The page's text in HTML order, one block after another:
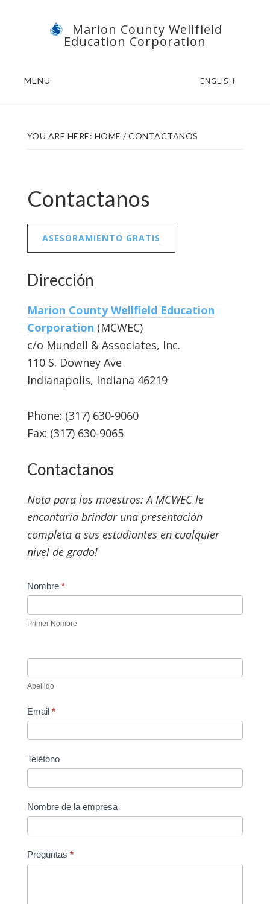
Marion County Wellfield
Education Corporation
MENU ENGLISH
YOU ARE HERE: HOME /CONTACTANOS
Contactanos
ASESORAMIENTO GRATIS
Dirección
Marion County Wellfield Education
Corporation (MCWEC)
c/o Mundell & Associates, Inc.
110 S. Downey Ave
Indianapolis, Indiana 46219
Phone: (317) 630-9060
Fax: (317) 630-9065
Contactanos
Nota para los maestros: A MCWEC le
encantaría brindar una presentación
completa a sus estudiantes en cualquier
nivel de grado!
General
–
Nombre *
Primer Nombre
Apellido
Email *
Teléfono
Nombre de la empresa
Preguntas *